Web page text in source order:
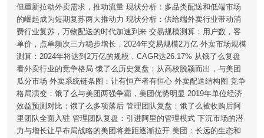
但重新拉动外卖需求，推动流量 现状分析：多品类配送和低端市场
的崛起成为短期复苏两大推动力 现状分析：供给端外卖行业带动消
费行业复苏，万物配送的时代加速到来 交易规模测算：用户数，客
单价，点单频次三方稳步增长，2024年交易规模2万亿 外卖市场规模
测算：2024年将达到2万亿的规模，CAGR达26.17% 从饿了么复盘
看外卖行业的竞争格局 饿了么历史复盘：从高校脱颖而出，与美团
瓜分市场 外卖系统链条图：让有恒产者有恒心 外卖配送结构图 竞争
格局演变：饿了么与美团两强争霸，美团优势明显 2019年单位经济
效益预测对比：饿了么多项落后 管理团队复盘：饿了么被收购后阿
里团队全面入驻 管理团队复盘：引进阿里的管理模式 下沉市场的潜
力与增长让早布局战略的美团将差距逐渐拉开 美团：长远的生态和